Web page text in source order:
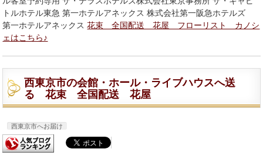
トルホテル東急 第一ホテルアネックス 株式会社第一阪急ホテルズ
第一ホテルアネックス花束 全国配送 花屋 フローリスト カノシ
ェはこちら♪
西東京市の会館・ホール・ライブハウスへ送
る 花束 全国配送 花屋
西東京市へお届け